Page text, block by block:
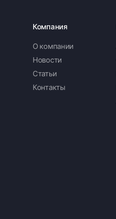
Компания
О компании
Новости
Статьи
Контакты